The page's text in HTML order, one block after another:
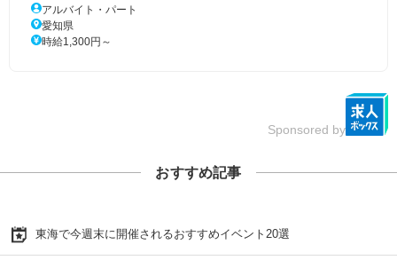
アルバイト・パート
愛知県
時給1,300円～
Sponsored by
おすすめ記事
東海で今週末に開催されるおすすめイベント20選